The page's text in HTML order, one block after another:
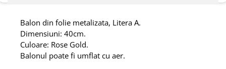
Balon din folie metalizata, Litera A.
Dimensiuni: 40cm.
Culoare: Rose Gold.
Balonul poate fi umflat cu aer.